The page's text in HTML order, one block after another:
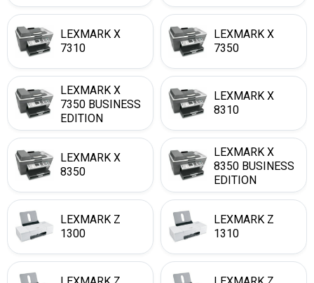
LEXMARK X
7310
LEXMARK X
7350
LEXMARK X
7350 BUSINESS
EDITION
LEXMARK X
8310
LEXMARK X
8350
LEXMARK X
8350 BUSINESS
EDITION
LEXMARK Z
1300
LEXMARK Z
1310